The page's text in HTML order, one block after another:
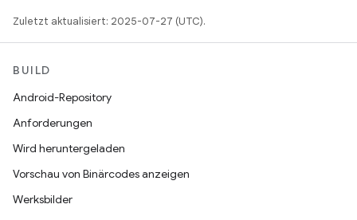
Zuletzt aktualisiert: 2025-07-27 (UTC).
BUILD
Android-Repository
Anforderungen
Wird heruntergeladen
Vorschau von Binärcodes anzeigen
Werksbilder